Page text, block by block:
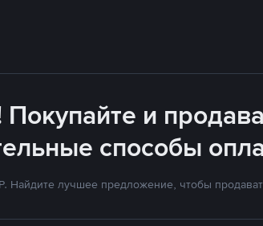
Покупайте и
способы
Найдите лучшее предложение, чтобы